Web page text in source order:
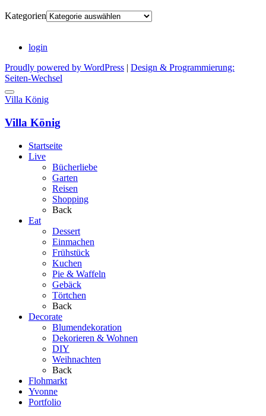
Kategorien
login
Proudly powered by WordPress
Design & Programmierung:
Seiten-Wechsel
Villa König
Villa König
Startseite
Live
Bücherliebe
Garten
Reisen
Shopping
Back
Eat
Dessert
Einmachen
Frühstück
Kuchen
Pie & Waffeln
Gebäck
Törtchen
Back
Decorate
Blumendekoration
Dekorieren & Wohnen
DIY
Weihnachten
Back
Flohmarkt
Yvonne
Portfolio